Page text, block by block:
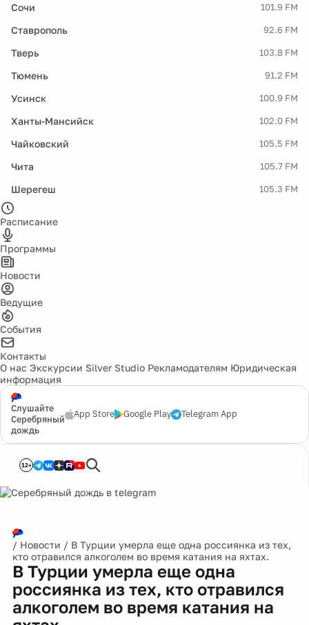
Сочи 101.9 FM
Ставрополь 92.6 FM
Тверь 103.8 FM
Тюмень 91.2 FM
Усинск 100.9 FM
Ханты-Мансийск 102.0 FM
Чайковский 105.5 FM
Чита 105.7 FM
Шерегеш 105.3 FM
Расписание
Программы
Новости
Ведущие
События
Контакты
О нас Экскурсии Silver Studio Рекламодателям Юридическая
информация
Слушайте
Серебряный
дождь
App Store Google Play Telegram App
12+
/ Новости / В Турции умерла еще одна россиянка из тех,
кто отравился алкоголем во время катания на яхтах.
В Турции умерла еще одна
россиянка из тех, кто отравился
алкоголем во время катания на